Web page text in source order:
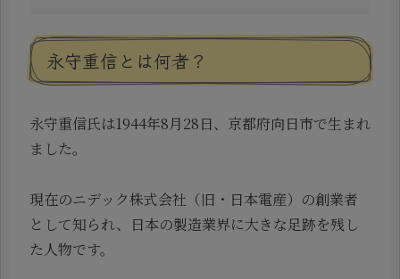
永守重信とは何者？
永守重信氏は1944年8月28日、京都府向日市で生まれ
ました。
現在のニデック株式会社（旧・日本電産）の創業者
として知られ、日本の製造業界に大きな足跡を残し
た人物です。